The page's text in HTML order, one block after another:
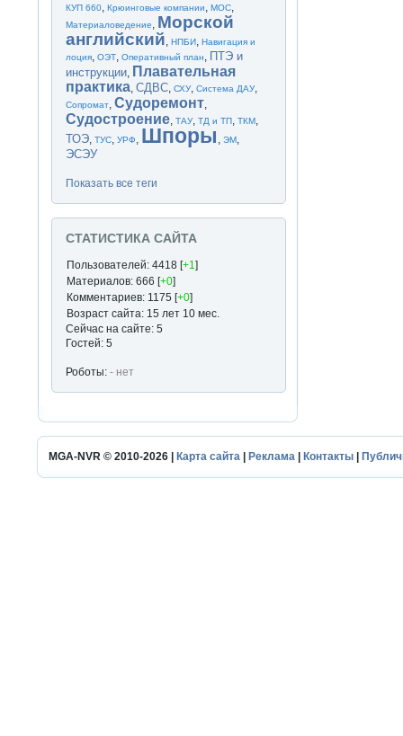
КУП 660,Крюинговые компании,МОС,
Материаловедение, Морской
английский,НПБИ,Навигация и
лоция,ОЭТ,Оперативный план, ПТЭ и
инструкции, Плавательная
практика,СДВС,СХУ,Система ДАУ,
Сопромат,Судоремонт,
Судостроение,ТАУ,ТД и ТП,ТКМ,
ТОЭ,ТУС,УРФ, Шпоры ,ЭМ,
ЭСЭУ
Показать все теги
СТАТИСТИКА САЙТА
Пользователей: 4418 [+1]
Материалов: 666 [+0]
Комментариев: 1175 [+0]
Возраст сайта: 15 лет 10 мес.
Сейчас на сайте: 5
Гостей: 5
Роботы:- нет
MGA-NVR © 2010-2026 | Карта сайта Реклама Контакты